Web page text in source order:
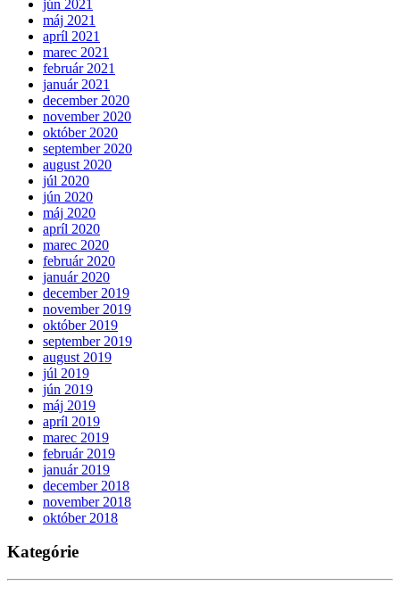
jún 2021
máj 2021
apríl 2021
marec 2021
február 2021
január 2021
december 2020
november 2020
október 2020
september 2020
august 2020
júl 2020
jún 2020
máj 2020
apríl 2020
marec 2020
február 2020
január 2020
december 2019
november 2019
október 2019
september 2019
august 2019
júl 2019
jún 2019
máj 2019
apríl 2019
marec 2019
február 2019
január 2019
december 2018
november 2018
október 2018
Kategórie